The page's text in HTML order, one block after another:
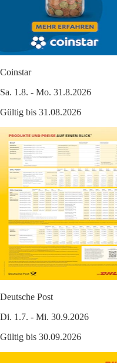
Coinstar
Sa. 1.8. - Mo. 31.8.2026
Gültig bis 31.08.2026
Deutsche Post
Di. 1.7. - Mi. 30.9.2026
Gültig bis 30.09.2026